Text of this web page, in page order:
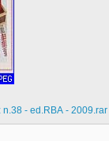
n.38 - ed.RBA - 2009.rar‎